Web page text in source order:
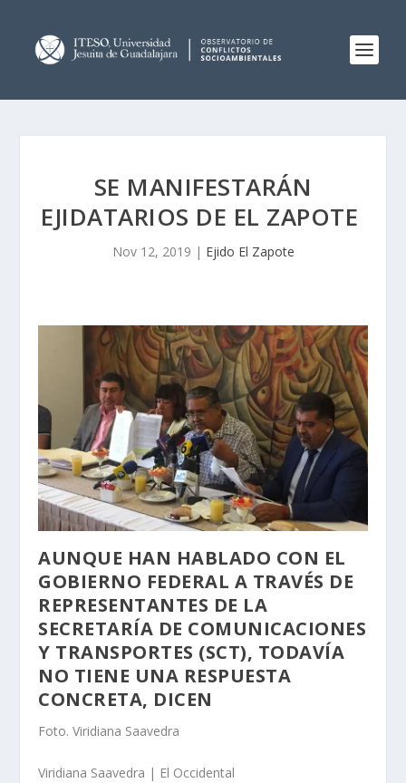
SE MANIFESTARÁN
EJIDATARIOS DE EL ZAPOTE
Nov 12, 2019 | Ejido El Zapote
AUNQUE HAN HABLADO CON EL
GOBIERNO FEDERAL A TRAVÉS DE
REPRESENTANTES DE LA
SECRETARÍA DE COMUNICACIONES
Y TRANSPORTES (SCT), TODAVÍA
NO TIENE UNA RESPUESTA
CONCRETA, DICEN
Foto. Viridiana Saavedra
Viridiana Saavedra | El Occidental